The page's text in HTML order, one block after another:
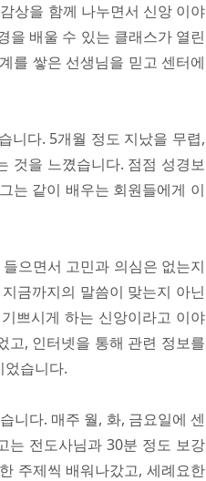
상을 함께 나누면서 신앙 이야
을 배울 수 있는 클래스가 열린
를 쌓은 선생님을 믿고 센터에
니다. 5개월 정도 지났을 무렵,
것을 느꼈습니다. 점점 성경보
는 같이 배우는 회원들에게 이
으면서 고민과 의심은 없는지
금까지의 말씀이 맞는지 아닌
쁘시게 하는 신앙이라고 이야
고, 인터넷을 통해 관련 정보를
었습니다.
니다. 매주 월, 화, 금요일에 센
는 전도사님과 30분 정도 보강
주제씩 배워나갔고, 세례요한